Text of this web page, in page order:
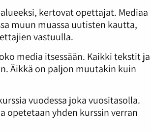
kertovat opettajat. Mediaa
muun muassa uutisten kautta,
vastuulla.
media itsessään. Kaikki tekstit ja
Äikkä on paljon muutakin kuin
vuodessa joka vuositasolla.
opetetaan yhden kurssin verran